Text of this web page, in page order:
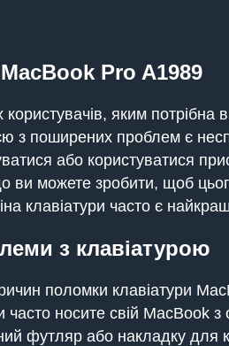
Pro A1989
яким потрібна
з поширених проблем є
або користуватися
ви можете зробити, щоб
клавіатури часто є
з клавіатурою
поломки клавіатури
носите свій MacBook
футляр або накладку для